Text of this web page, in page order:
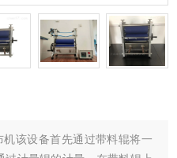
机该设备首先通过带料辊将一